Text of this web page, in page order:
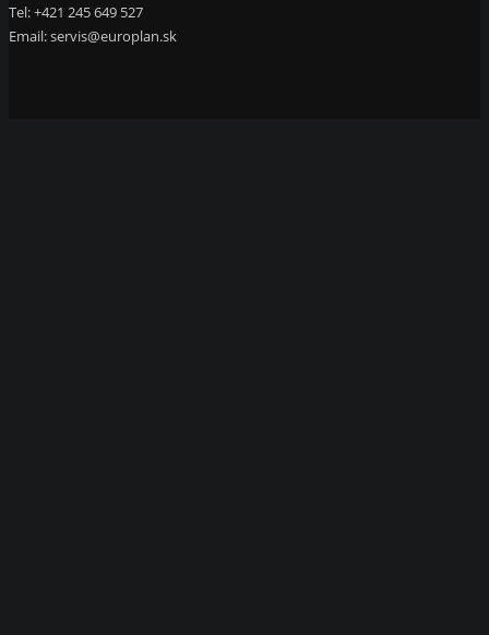
Tel: +421 245 649 527
Email:servis@europlan.sk